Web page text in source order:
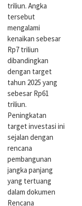
triliun. Angka
tersebut
mengalami
kenaikan sebesar
Rp7 triliun
dibandingkan
dengan target
tahun 2025 yang
sebesar Rp61
triliun.
Peningkatan
target investasi ini
sejalan dengan
rencana
pembangunan
jangka panjang
yang tertuang
dalam dokumen
Rencana